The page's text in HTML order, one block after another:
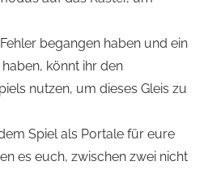
begangen haben und ein
könnt ihr den
nutzen, um dieses Gleis zu
Spiel als Portale für eure
es euch, zwischen zwei nicht